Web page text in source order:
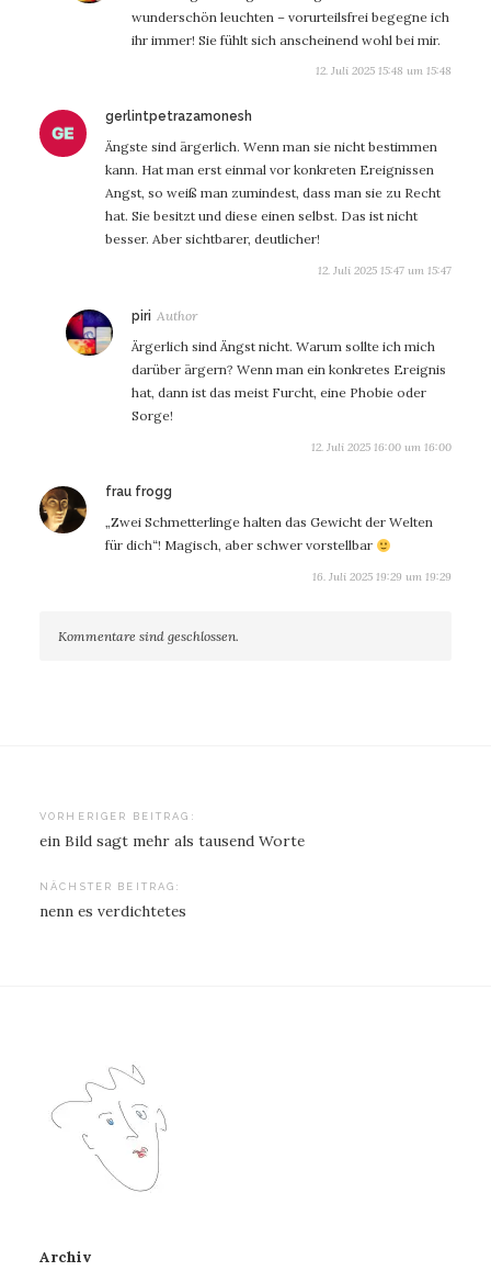
wunderschön leuchten – vorurteilsfrei begegne ich
ihr immer! Sie fühlt sich anscheinend wohl bei mir.
12. Juli 2025 15:48 um 15:48
gerlintpetrazamonesh
Ängste sind ärgerlich. Wenn man sie nicht bestimmen
kann. Hat man erst einmal vor konkreten Ereignissen
Angst, so weiß man zumindest, dass man sie zu Recht
hat. Sie besitzt und diese einen selbst. Das ist nicht
besser. Aber sichtbarer, deutlicher!
12. Juli 2025 15:47 um 15:47
piri sagt:
Ärgerlich sind Ängst nicht. Warum sollte ich mich
darüber ärgern? Wenn man ein konkretes Ereignis
hat, dann ist das meist Furcht, eine Phobie oder
Sorge!
12. Juli 2025 16:00 um 16:00
frau frogg
„Zwei Schmetterlinge halten das Gewicht der Welten
für dich“! Magisch, aber schwer vorstellbar
16. Juli 2025 19:29 um 19:29
Kommentare sind geschlossen.
Beitragsnavigation
VORHERIGER BEITRAG:
ein Bild sagt mehr als tausend Worte
NÄCHSTER BEITRAG:
nenn es verdichtetes
Archiv